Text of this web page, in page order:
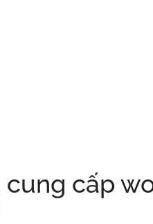
cung cấp